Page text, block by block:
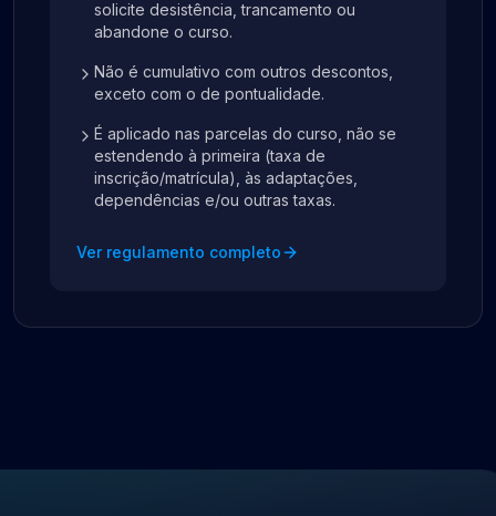
solicite desistência, trancamento ou
abandone o curso.
Não é cumulativo com outros descontos,
exceto com o de pontualidade.
É aplicado nas parcelas do curso, não se
estendendo à primeira (taxa de
inscrição/matrícula), às adaptações,
dependências e/ou outras taxas.
Ver regulamento completo